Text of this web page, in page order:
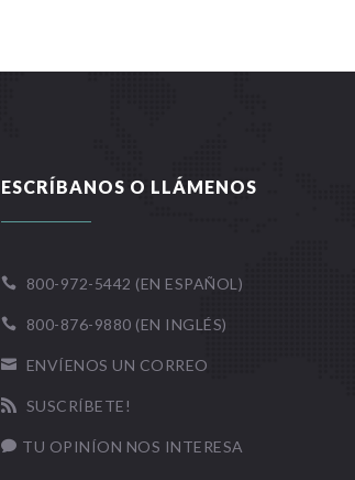
ESCRÍBANOS O LLÁMENOS
 800-972-5442 (EN ESPAÑOL)
 800-876-9880 (EN INGLÉS)
 ENVÍENOS UN CORREO
 SUSCRÍBETE!
 TU OPINÍON NOS INTERESA